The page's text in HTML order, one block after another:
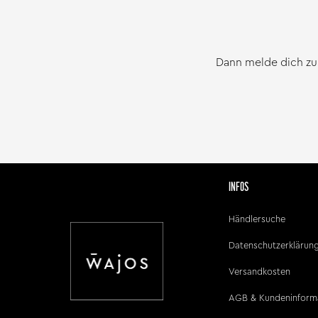
Dann melde dich
INFOS
Händlersuche
Versandkosten
AGB &